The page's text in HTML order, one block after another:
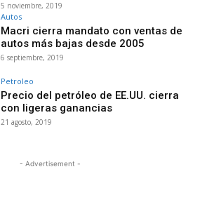
5 noviembre, 2019
Autos
Macri cierra mandato con ventas de
autos más bajas desde 2005
6 septiembre, 2019
Petroleo
Precio del petróleo de EE.UU. cierra
con ligeras ganancias
21 agosto, 2019
- Advertisement -